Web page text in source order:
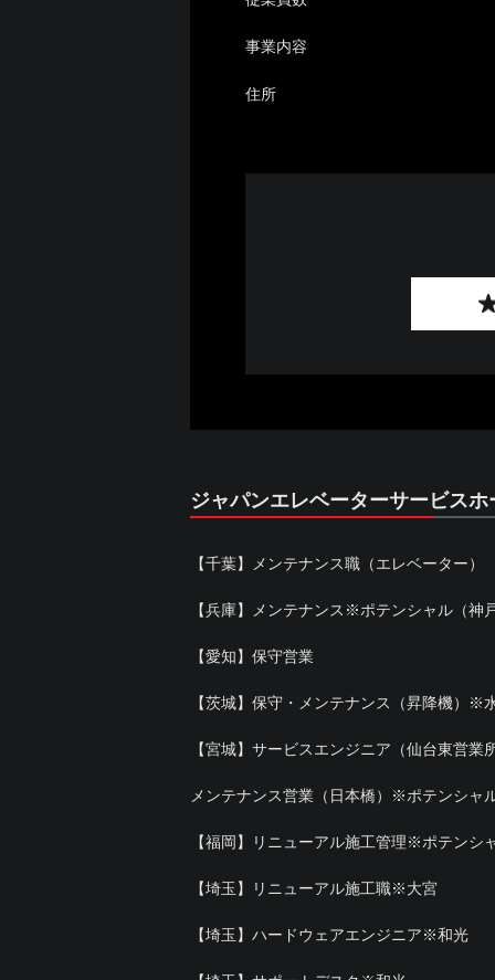
事業内容
住所
ジャパンエレベーターサービス
【千葉】メンテナンス職（エレベーター
【兵庫】メンテナンス※ポテンシャル（神
【愛知】保守営業
【茨城】保守・メンテナンス（昇降機）
【宮城】サービスエンジニア（仙台東営業
メンテナンス営業（日本橋）※ポテンシャ
【福岡】リニューアル施工管理※ポテンシ
【埼玉】リニューアル施工職※大宮
【埼玉】ハードウェアエンジニア※和光